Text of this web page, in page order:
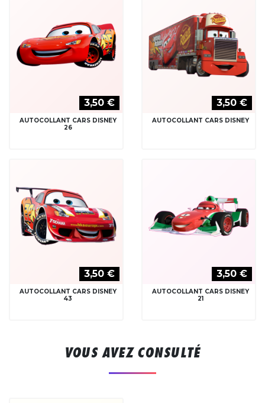
3,50 €
AUTOCOLLANT CARS DISNEY
26
3,50 €
AUTOCOLLANT CARS DISNEY
3,50 €
AUTOCOLLANT CARS DISNEY
43
3,50 €
AUTOCOLLANT CARS DISNEY
21
VOUS AVEZ CONSULTÉ